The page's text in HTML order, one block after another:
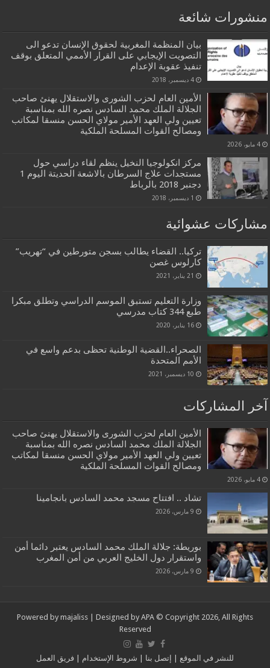
منشورات شائعة
بيان المنظمة المغربية لحقوق الإنسان تدعو الى
التصويت الإيجابي على القرار الأممي المتعلق بوقف
تنفيذ عقوبة الإعدام
4 ديسمبر، 2018
الأمين العام لحزب الشورى والاستقلال يهنئ صاحب
الجلالة الملك محمد السادس نصره الله بمناسبة
تعيين ولي العهد الأمير مولاي الحسن منسقا لمكاتب
ومصالح القوات المسلحة الملكية
4 مايو، 2026
مركز انكولوجيا النخيل ينظم لقاء دراسي حول
مستجدات علاج السرطان بالاشعة الحديتة اليوم 1
دجنبر 2018 بالرباط
1 ديسمبر، 2018
مشاركات عشوائية
تركيا.. القضاء يطالب بسجن متورطين في “تهريب”
كارلوس غصن
21 يناير، 2021
وزارة التعليم تستبق الموسم الدراسي وتطلق مبكرا
طبع 344 كتاب مدرسي
16 يناير، 2020
الصحراء..القضية الوطنية تحظى بدعم واسع في
الأمم المتحدة
10 ديسمبر، 2021
آخر المشاركات
الأمين العام لحزب الشورى والاستقلال يهنئ صاحب
الجلالة الملك محمد السادس نصره الله بمناسبة
تعيين ولي العهد الأمير مولاي الحسن منسقا لمكاتب
ومصالح القوات المسلحة الملكية
4 مايو، 2026
تشاد .. افتتاح مسجد محمد السادس بانجامينا
9 مارس، 2026
بوريطة: جلالة الملك محمد السادس يعتبر دائما أمن
واستقرار دول الخليج العربي من أمن المغرب
9 مارس، 2026
Powered by majaliss | Designed by APA © Copyright 2026, All Rights
Reserved
للنشر في الموقع إتصل بنا شروط الإستخدام فريق العمل